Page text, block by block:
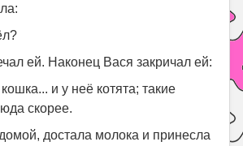
ей. Наконец Вася закричал ей:
и у неё котята; такие
скорее.
достала молока и принесла